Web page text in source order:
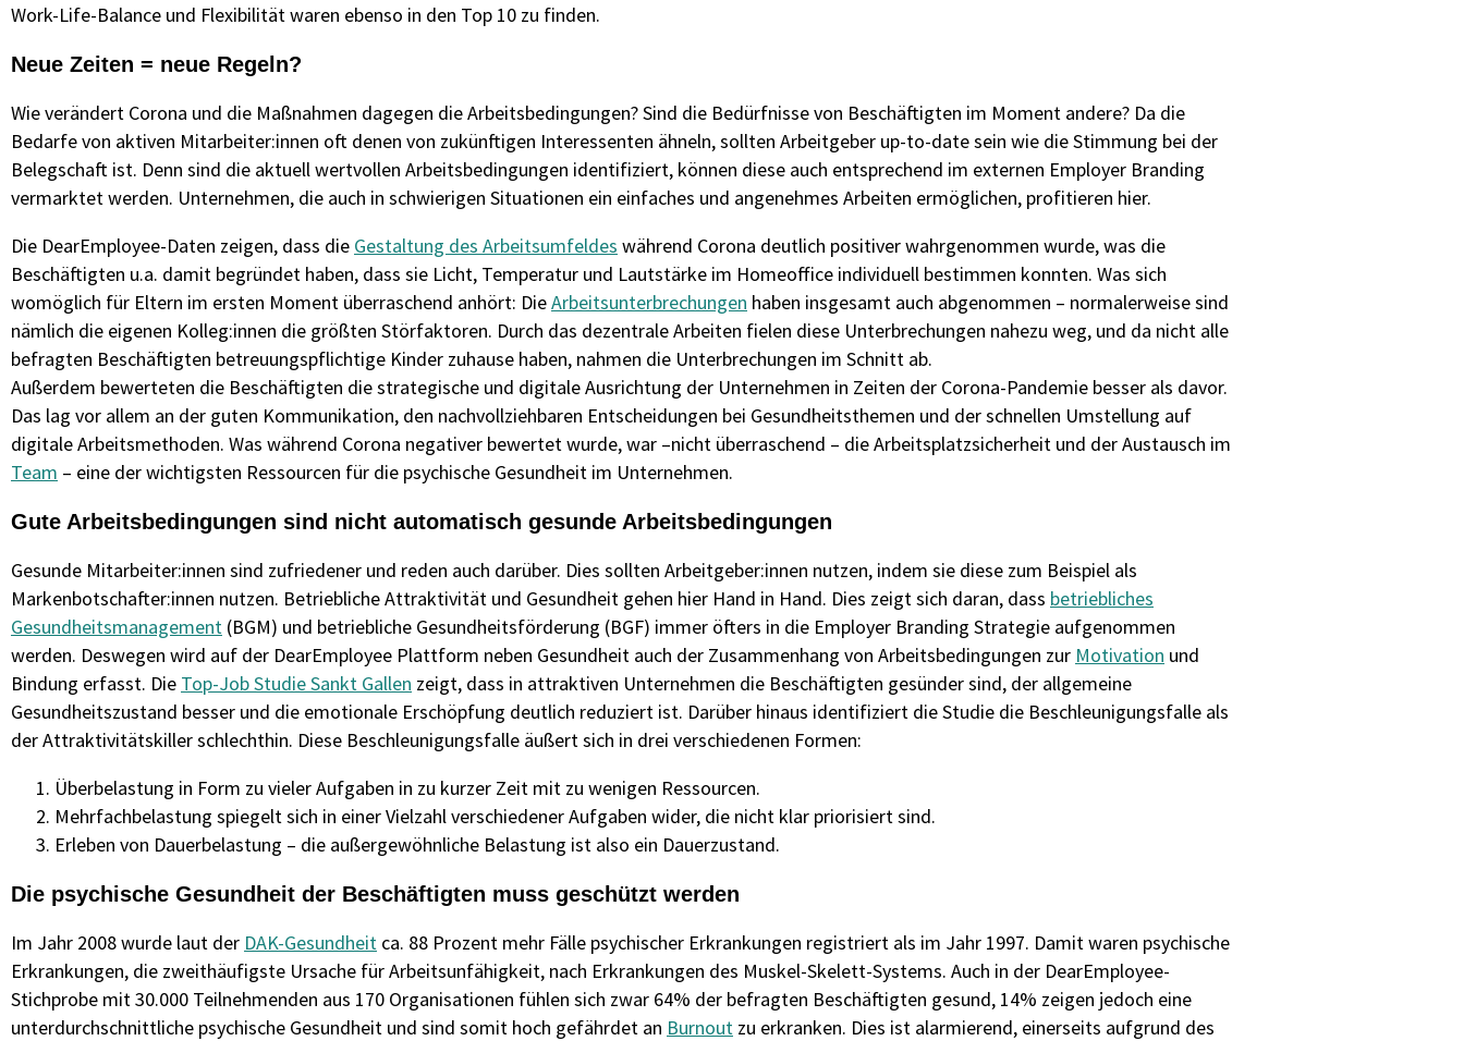
Work-Life-Balance und Flexibilität waren ebenso in den Top 10 zu finden.
Neue Zeiten = neue Regeln?
Wie verändert Corona und die Maßnahmen dagegen die Arbeitsbedingungen? Sind die Bedürfnisse von Beschäftigten im Moment andere? Da die
Bedarfe von aktiven Mitarbeiter:innen oft denen von zukünftigen Interessenten ähneln, sollten Arbeitgeber up-to-date sein wie die Stimmung bei der
Belegschaft ist. Denn sind die aktuell wertvollen Arbeitsbedingungen identifiziert, können diese auch entsprechend im externen Employer Branding
vermarktet werden. Unternehmen, die auch in schwierigen Situationen ein einfaches und angenehmes Arbeiten ermöglichen, profitieren hier.
Die DearEmployee-Daten zeigen, dass die Gestaltung des Arbeitsumfeldes während Corona deutlich positiver wahrgenommen wurde, was die
Beschäftigten u.a. damit begründet haben, dass sie Licht, Temperatur und Lautstärke im Homeoffice individuell bestimmen konnten. Was sich
womöglich für Eltern im ersten Moment überraschend anhört: DieArbeitsunterbrechungen haben insgesamt auch abgenommen – normalerweise sind
nämlich die eigenen Kolleg:innen die größten Störfaktoren. Durch das dezentrale Arbeiten fielen diese Unterbrechungen nahezu weg, und da nicht alle
befragten Beschäftigten betreuungspflichtige Kinder zuhause haben, nahmen die Unterbrechungen im Schnitt ab.
Außerdem bewerteten die Beschäftigten die strategische und digitale Ausrichtung der Unternehmen in Zeiten der Corona-Pandemie besser als davor.
Das lag vor allem an der guten Kommunikation, den nachvollziehbaren Entscheidungen bei Gesundheitsthemen und der schnellen Umstellung auf
digitale Arbeitsmethoden. Was während Corona negativer bewertet wurde, war –nicht überraschend – die Arbeitsplatzsicherheit und der Austausch im
Team – eine der wichtigsten Ressourcen für die psychische Gesundheit im Unternehmen.
Gute Arbeitsbedingungen sind nicht automatisch gesunde Arbeitsbedingungen
Gesunde Mitarbeiter:innen sind zufriedener und reden auch darüber. Dies sollten Arbeitgeber:innen nutzen, indem sie diese zum Beispiel als
Markenbotschafter:innen nutzen. Betriebliche Attraktivität und Gesundheit gehen hier Hand in Hand. Dies zeigt sich daran, dass betriebliches
Gesundheitsmanagement (BGM) und betriebliche Gesundheitsförderung (BGF) immer öfters in die Employer Branding Strategie aufgenommen
werden. Deswegen wird auf der DearEmployee Plattform neben Gesundheit auch der Zusammenhang von Arbeitsbedingungen zur Motivation und
Bindung erfasst. Die Top-Job Studie Sankt Gallen zeigt, dass in attraktiven Unternehmen die Beschäftigten gesünder sind, der allgemeine
Gesundheitszustand besser und die emotionale Erschöpfung deutlich reduziert ist. Darüber hinaus identifiziert die Studie die Beschleunigungsfalle als
der Attraktivitätskiller schlechthin. Diese Beschleunigungsfalle äußert sich in drei verschiedenen Formen:
Überbelastung in Form zu vieler Aufgaben in zu kurzer Zeit mit zu wenigen Ressourcen.
Mehrfachbelastung spiegelt sich in einer Vielzahl verschiedener Aufgaben wider, die nicht klar priorisiert sind.
Erleben von Dauerbelastung – die außergewöhnliche Belastung ist also ein Dauerzustand.
Die psychische Gesundheit der Beschäftigten muss geschützt werden
Im Jahr 2008 wurde laut der DAK-Gesundheit ca. 88 Prozent mehr Fälle psychischer Erkrankungen registriert als im Jahr 1997. Damit waren psychische
Erkrankungen, die zweithäufigste Ursache für Arbeitsunfähigkeit, nach Erkrankungen des Muskel-Skelett-Systems. Auch in der DearEmployee-
Stichprobe mit 30.000 Teilnehmenden aus 170 Organisationen fühlen sich zwar 64% der befragten Beschäftigten gesund, 14% zeigen jedoch eine
unterdurchschnittliche psychische Gesundheit und sind somit hoch gefährdet an Burnout zu erkranken. Dies ist alarmierend, einerseits aufgrund des